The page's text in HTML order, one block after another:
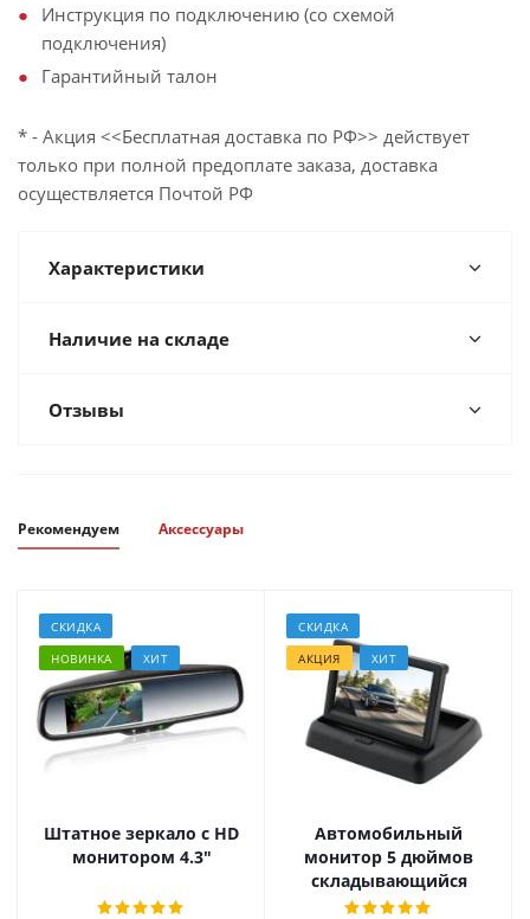
Инструкция по подключению (со схемой
подключения)
Гарантийный талон
* - Акция <<Бесплатная доставка по РФ>> действует
только при полной предоплате заказа, доставка
осуществляется Почтой РФ
Характеристики
Наличие на складе
Отзывы
Рекомендуем Аксессуары
СКИДКА
НОВИНКА
ХИТ
Штатное зеркало с HD
монитором 4.3"
СКИДКА
АКЦИЯ
ХИТ
Автомобильный
монитор 5 дюймов
складывающийся